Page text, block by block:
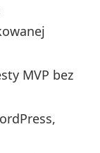
MVP bez